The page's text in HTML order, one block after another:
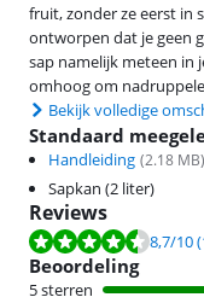
fruit, zonder ze eerst in
ontworpen dat je geen
sap namelijk meteen in
omhoog om
Bekijk volledige
Standaard
Handleiding (2.18 MB)
Sapkan (2 liter)
Reviews
Beoordeling is 8,7 van de 10,
8,7/10
Beoordeling
5 sterren